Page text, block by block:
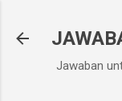
Jawaban